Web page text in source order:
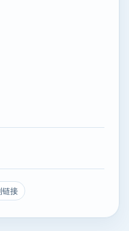
链接